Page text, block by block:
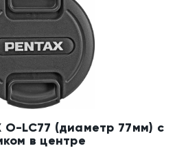
O-LC77 (диаметр 77мм) с
в центре